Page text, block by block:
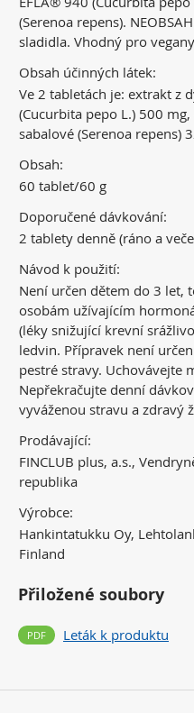
(Serenoa repens).
sladidla. Vhodný pro
Obsah účinných látek:
Ve 2 tabletách je: extrakt z
(Cucurbita pepo L.) 500
sabalové (Serenoa repens)
Obsah:
60 tablet/60 g
Doporučené dávkování:
2 tablety denně (ráno a
Návod k použití:
Není určen dětem do 3 let,
osobám užívajícím
(léky snižující krevní
ledvin. Přípravek není
pestré stravy. Uchovávejte
Nepřekračujte denní
vyváženou stravu a zdravý
Prodávající:
FINCLUB plus, a.s.,
republika
Výrobce:
Hankintatukku Oy,
Finland
Přiložené soubory
Leták k produktu